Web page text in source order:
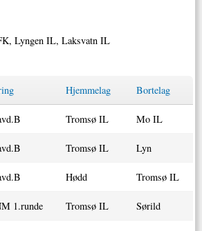
Lyngen IL, Laksvatn IL
Hjemmelag Bortelag
Tromsø IL Mo IL
Tromsø IL Lyn
Hødd Tromsø IL
1.runde Tromsø IL Sørild